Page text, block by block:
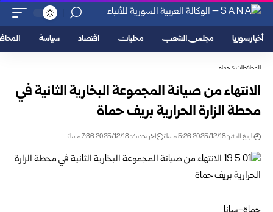
أخبار سوريا مجلس الشعب محليات اقتصاد سياسة
المحافظات>حماة
الانتهاء من صيانة المجموعة البخارية الثانية في
محطة الزارة الحرارية بريف حماة
تاريخ النشر: 2025/12/18 5:26 مساءً اخر تحديث: 2025/12/18 7:36 مساءً